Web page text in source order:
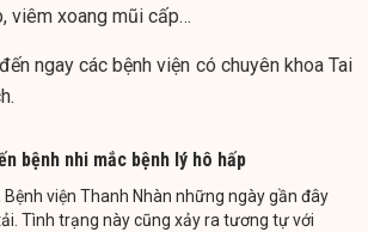
viêm xoang mũi cấp…
ngay các bệnh viện có chuyên khoa Tai
bệnh nhi mắc bệnh lý hô hấp
Bệnh viện Thanh Nhàn những ngày gần đây
Tình trạng này cũng xảy ra tương tự với